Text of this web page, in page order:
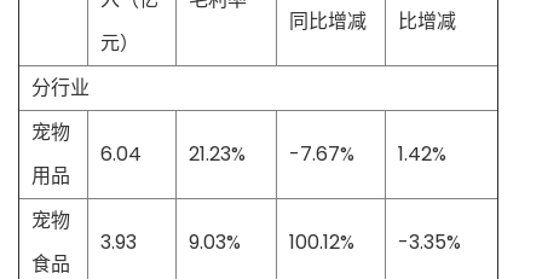
元）
同比增减
比增减
分行业
宠物
用品
6.04 21.23% -7.67% 1.42%
宠物
食品
3.93 9.03% 100.12% -3.35%